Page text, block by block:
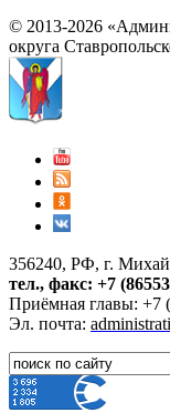
© 2013-2026
округа
356240, РФ, г.
тел., факс: +7
Приёмная главы: +7
Эл. почта: